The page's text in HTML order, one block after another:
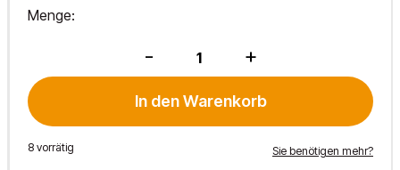
Menge:
-
Menge
+
In den Warenkorb
8 vorrätig Sie benötigen mehr?